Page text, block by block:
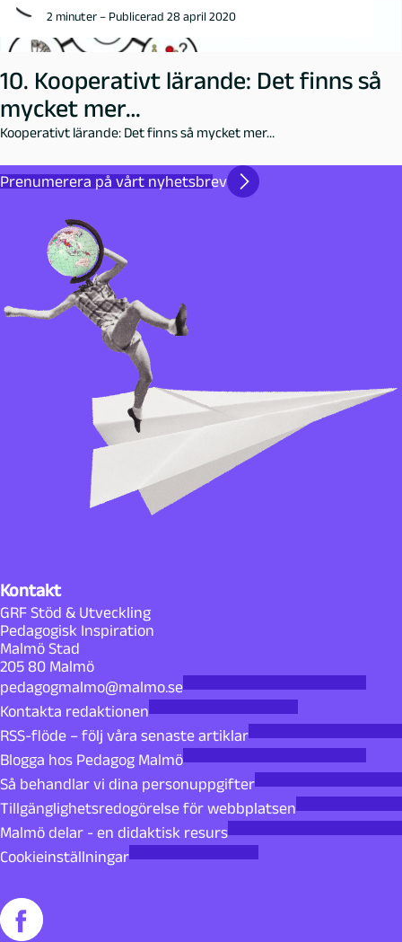
2 minuter – Publicerad 28 april 2020
10. Kooperativt lärande: Det finns så
mycket mer…
Kooperativt lärande: Det finns så mycket mer…
Prenumerera på vårt nyhetsbrev
Kontakt
GRF Stöd & Utveckling
Pedagogisk Inspiration
Malmö Stad
205 80 Malmö
pedagogmalmo@malmo.se
Kontakta redaktionen
RSS-flöde – följ våra senaste artiklar
Blogga hos Pedagog Malmö
Så behandlar vi dina personuppgifter
Tillgänglighetsredogörelse för webbplatsen
Malmö delar - en didaktisk resurs
Cookieinställningar